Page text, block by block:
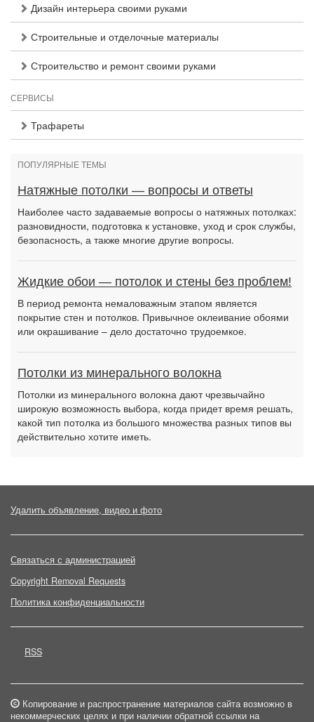
Дизайн интерьера своими руками
Строительные и отделочные материалы
Строительство и ремонт своими руками
СЕРВИСЫ
Трафареты
ПОПУЛЯРНЫЕ ТЕМЫ
Натяжные потолки — вопросы и ответы
Наиболее часто задаваемые вопросы о натяжных потолках:
разновидности, подготовка к установке, уход и срок службы,
безопасность, а также многие другие вопросы.
Жидкие обои — потолок и стены без проблем!
В период ремонта немаловажным этапом является
покрытие стен и потолков. Привычное оклеивание обоями
или окрашивание – дело достаточно трудоемкое.
Потолки из минерального волокна
Потолки из минерального волокна дают чрезвычайно
широкую возможность выбора, когда придет время решать,
какой тип потолка из большого множества разных типов вы
действительно хотите иметь.
Удалить объявление, видео и фото
Связаться с администрацией
Copyright Removal Requests
Политика конфиденциальности
RSS
Копирование и распространение материалов сайта возможно в
некоммерческих целях и при наличии обратной ссылки на